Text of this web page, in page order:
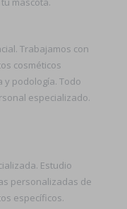
Trabajamos con
cosméticos
y podología. Todo
especializado.
Estudio
personalizadas de
específicos.